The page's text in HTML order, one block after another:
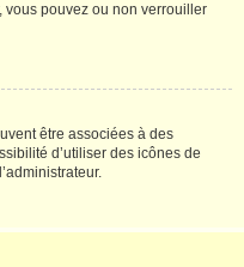
vous pouvez ou non verrouiller
être associées à des
d’utiliser des icônes de